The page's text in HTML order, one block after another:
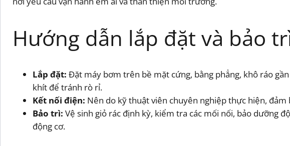
Hướng dẫn lắp đặt và bảo
Lắp đặt: Đặt máy bơm trên bề mặt cứng, bằng phẳng, khô ráo
khít để tránh rò rỉ.
Kết nối điện: Nên do kỹ thuật viên chuyên nghiệp thực hiện, đảm
Bảo trì: Vệ sinh giỏ rác định kỳ, kiểm tra các mối nối, bảo dưỡng
động cơ.